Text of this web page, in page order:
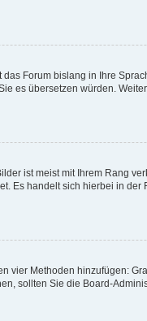
Forum bislang in Ihre
es übersetzen würden.
ist meist mit Ihrem Rang
Es handelt sich hierbei in
vier Methoden hinzufügen:
sollten Sie die Board-